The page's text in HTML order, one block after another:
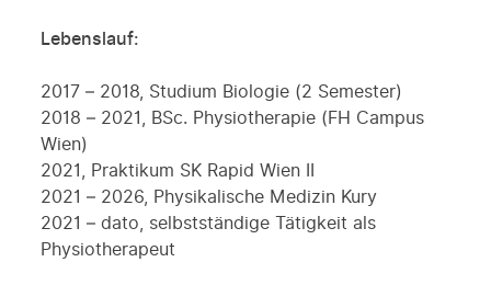
Lebenslauf:
2017 – 2018, Studium Biologie (2 Semester)
2018 – 2021, BSc. Physiotherapie (FH Campus
Wien)
2021, Praktikum SK Rapid Wien II
2021 – 2026, Physikalische Medizin Kury
2021 – dato, selbstständige Tätigkeit als
Physiotherapeut